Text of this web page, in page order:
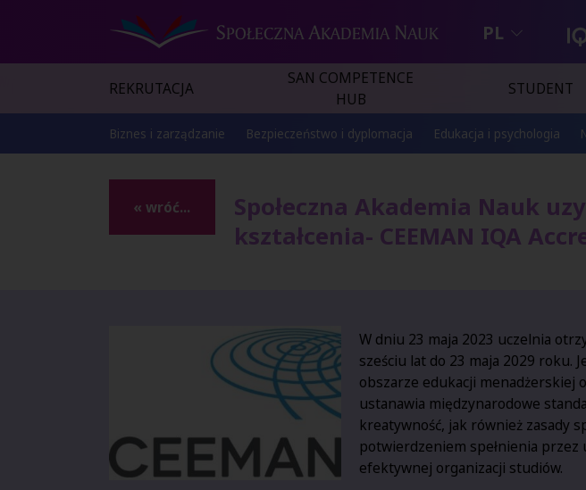
PL
REKRUTACJA
SAN COMPETENCE
HUB
STUDENT
Biznes i zarządzanie Bezpieczeństwo i dyplomacja Edukacja i psychologia
« wróć...
Społeczna Akademia Nauk
kształcenia- CEEMAN IQA
W dniu 23 maja 2023 uczelnia
sześciu lat do 23 maja 2029 roku.
obszarze edukacji menadżerskiej
ustanawia międzynarodowe
kreatywność, jak również zasady
potwierdzeniem spełnienia przez
efektywnej organizacji studiów.